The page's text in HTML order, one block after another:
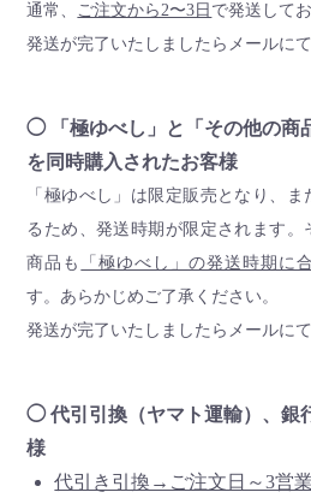
通常、 ご注文から2〜3日 で発送して
発送が完了いたしましたらメールに
◯ 「極ゆべし」と「その他の商
を同時購入されたお客様
「極ゆべし」は限定販売となり、
るため、発送時期が限定されます。
商品も
「極ゆべし」の発送時期に
す。あらかじめご了承ください。
発送が完了いたしましたらメールに
◯ 代引引換（ヤマト運輸）、銀
様
代引き引換→ご注文日～3営